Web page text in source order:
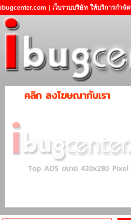
ibugcenter.com | เว็บรวบบริษัท ให้บริการกำจั
คลิก ลงโฆษณากับเรา